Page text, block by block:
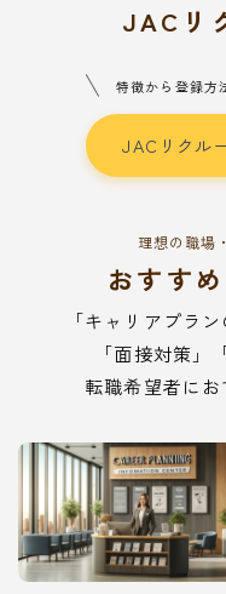
JACリ
特徴から登録方
JACリクル
理想の職場
おすす
「キャリアプラ
「面接対策」
転職希望者に